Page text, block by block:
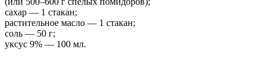
сахар — 1 стакан;
растительное масло — 1 стакан;
соль — 50 г;
уксус 9% — 100 мл.